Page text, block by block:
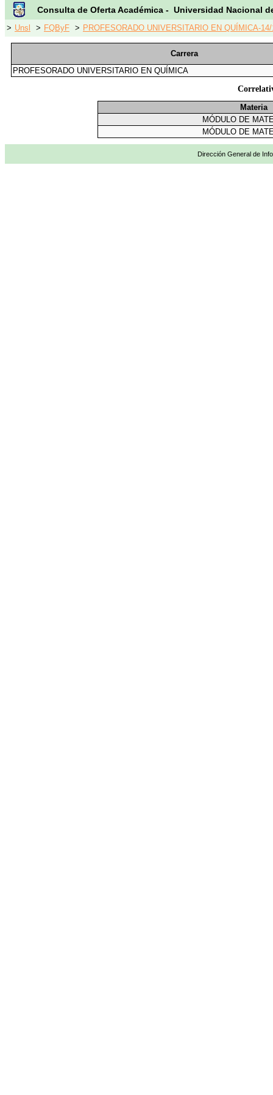
Consulta de Oferta Académica - Universidad Nacional
> Unsl > FQByF > PROFESORADO UNIVERSITARIO EN QUÍMICA-14/
Carrera
PROFESORADO UNIVERSITARIO EN QUÍMICA
Materia
MÓDULO DE
MÓDULO DE
Dirección General de